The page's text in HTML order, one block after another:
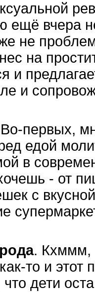
ещё вчера
не
на
и
и
первых,
едой
в
- от
с
. Кхммм,
то и этот
что дети